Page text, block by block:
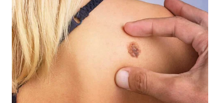
WN
PRIANGAN
TIMUR
WN
SEMARANG